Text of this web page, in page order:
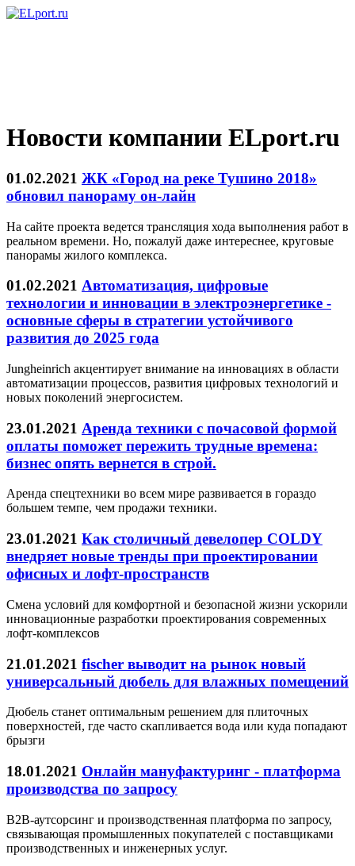
Новости компании ELport.ru
01.02.2021 ЖК «Город на реке Тушино 2018»
обновил панораму он-лайн
На сайте проекта ведется трансляция хода выполнения работ в
реальном времени. Но, пожалуй даже интереснее, круговые
панорамы жилого комплекса.
01.02.2021 Автоматизация, цифровые
технологии и инновации в электроэнергетике -
основные сферы в стратегии устойчивого
развития до 2025 года
Jungheinrich акцентирует внимание на инновациях в области
автоматизации процессов, развития цифровых технологий и
новых поколений энергосистем.
23.01.2021 Аренда техники с почасовой формой
оплаты поможет пережить трудные времена:
бизнес опять вернется в строй.
Аренда спецтехники во всем мире развивается в гораздо
большем темпе, чем продажи техники.
23.01.2021 Как столичный девелопер COLDY
внедряет новые тренды при проектировании
офисных и лофт-пространств
Cмена условий для комфортной и безопасной жизни ускорили
инновационные разработки проектирования современных
лофт-комплексов
21.01.2021 fischer выводит на рынок новый
универсальный дюбель для влажных помещений
Дюбель станет оптимальным решением для плиточных
поверхностей, где часто скапливается вода или куда попадают
брызги
18.01.2021 Онлайн мануфактуринг - платформа
производства по запросу
B2B-аутсорсинг и производственная платформа по запросу,
связывающая промышленных покупателей с поставщиками
производственных и инженерных услуг.